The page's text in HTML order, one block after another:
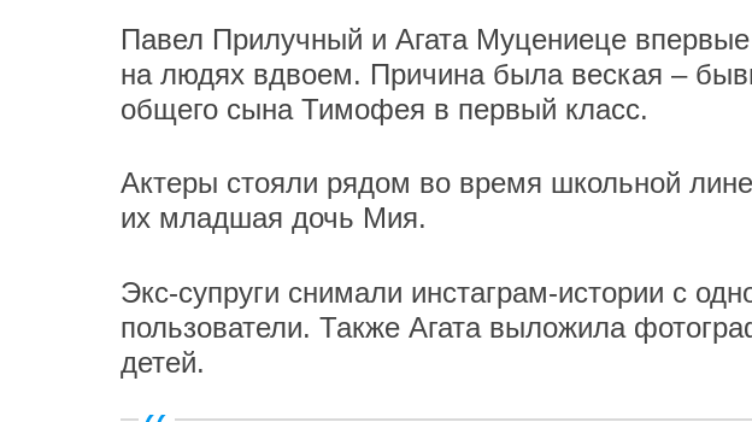
Павел Прилучный и Агата Муцениеце
на людях вдвоем. Причина была веская –
общего сына Тимофея в первый класс.
Актеры стояли рядом во время школьной
их младшая дочь Мия.
Экс-супруги снимали инстаграм-истории с
пользователи. Также Агата выложила
детей.